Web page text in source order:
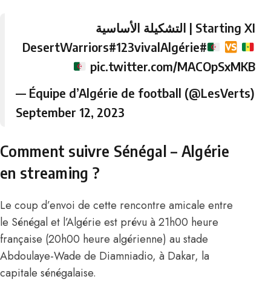
Starting XI | التشكيلة الأساسية
#DesertWarriors
#123vivalAlgérie
pic.twitter.com/MACOpSxMKB
— Équipe d’Algérie de football (@LesVerts)
September 12, 2023
Comment suivre Sénégal – Algérie
en streaming ?
Le coup d’envoi de cette rencontre amicale entre
le Sénégal et l’Algérie est prévu à 21h00 heure
française (20h00 heure algérienne) au stade
Abdoulaye-Wade de Diamniadio, à Dakar, la
capitale sénégalaise.